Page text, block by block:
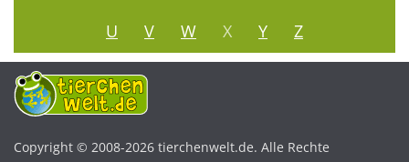
U
V W X Y Z
Copyright © 2008-2026 tierchenwelt.de. Alle Rechte